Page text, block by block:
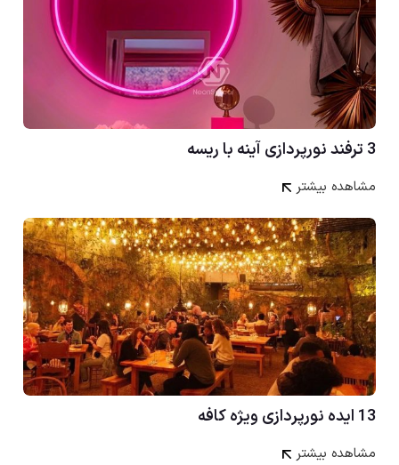
3 ترفند نورپردازی آینه با ریسه
مشاهده بیشتر
13 ایده نورپردازی ویژه کافه
مشاهده بیشتر